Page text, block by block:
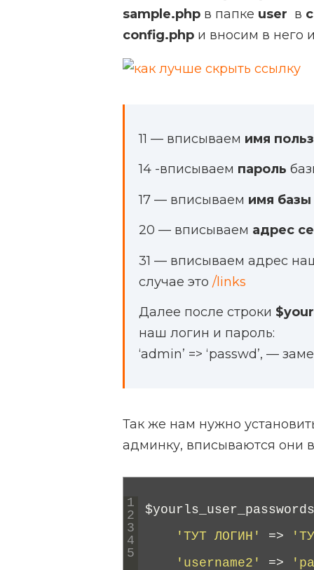
sample.php в папке user в
config.php и вносим в него
11 — вписываем имя
14 -вписываем пароль
17 — вписываем имя базы
20 — вписываем адрес
31 — вписываем адрес
случае это /links
Далее после строки
наш логин и пароль:
‘admin’ => ‘passwd’, —
Так же нам нужно
админку, вписываются они
1
2
3
4
5
$yourls_user_passwords
'ТУТ ЛОГИН'
=>
'username2'
=>